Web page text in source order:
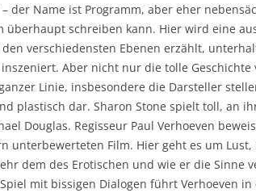
– der Name ist Programm, aber eher
überhaupt schreiben kann. Hier wird eine
verschiedensten Ebenen erzählt,
Aber nicht nur die tolle Geschichte
Linie, insbesondere die Darsteller
plastisch dar. Sharon Stone spielt toll, an
Douglas. Regisseur Paul Verhoeven
unterbewerteten Film. Hier geht es um Lust,
dem des Erotischen und wie er die Sinne
mit bissigen Dialogen führt Verhoeven